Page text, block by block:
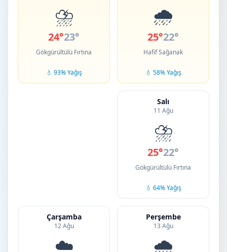
⛈️
24°23°
Gökgürültülü Fırtına
💧 93% Yağış
🌧️
25°22°
Hafif Sağanak
💧 58% Yağış
Salı
11 Ağu
⛈️
25°22°
Gökgürültülü Fırtına
💧 64% Yağış
Çarşamba
12 Ağu
☁️
Perşembe
13 Ağu
🌧️